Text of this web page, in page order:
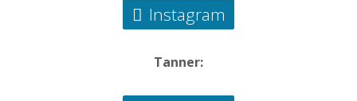
Instagram
Tanner: